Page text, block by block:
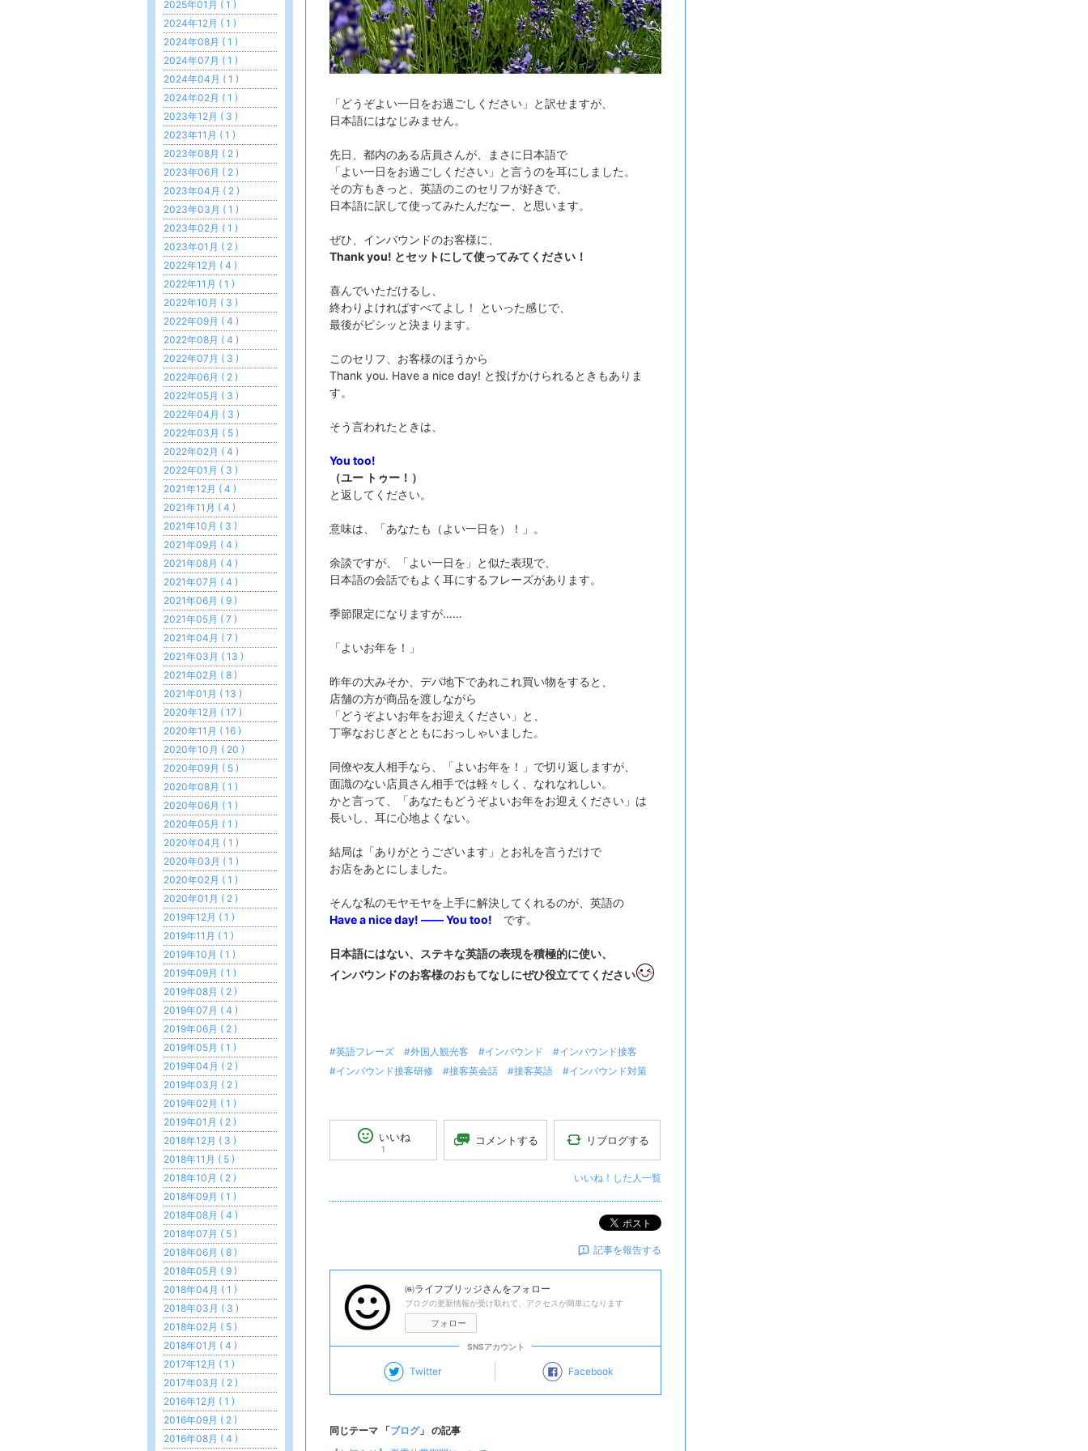
「どうぞよい一日をお過ごしください」と訳せますが、
日本語にはなじみません。
先日、都内のある店員さんが、まさに日本語で
「よい一日をお過ごしください」と言うのを耳にしました。
その方もきっと、英語のこのセリフが好きで、
日本語に訳して使ってみたんだなー、と思います。
ぜひ、インバウンドのお客様に、
Thank you! とセットにして使ってみてください！
喜んでいただけるし、
終わりよければすべてよし！ といった感じで、
最後がピシッと決まります。
このセリフ、お客様のほうから
Thank you. Have a nice day! と投げかけられるときもありま
す。
そう言われたときは、
You too!
（ユー トゥー！）
と返してください。
意味は、「あなたも（よい一日を）！」。
余談ですが、「よい一日を」と似た表現で、
日本語の会話でもよく耳にするフレーズがあります。
季節限定になりますが……
「よいお年を！」
昨年の大みそか、デパ地下であれこれ買い物をすると、
店舗の方が商品を渡しながら
「どうぞよいお年をお迎えください」と、
丁寧なおじぎとともにおっしゃいました。
同僚や友人相手なら、「よいお年を！」で切り返しますが、
面識のない店員さん相手では軽々しく、なれなれしい。
かと言って、「あなたもどうぞよいお年をお迎えください」は
長いし、耳に心地よくない。
結局は「ありがとうございます」とお礼を言うだけで
お店をあとにしました。
そんな私のモヤモヤを上手に解決してくれるのが、英語の
Have a nice day! ―― You too! です。
日本語にはない、ステキな英語の表現を積極的に使い、
インバウンドのお客様のおもてなしにぜひ役立ててください
#英語フレーズ #外国人観光客 #インバウンド
#インバウンド接客
#インバウンド接客研修
#接客英会話 #接客英語 #インバウンド対策
いいね
1
コメントする リブログする
いいね！した人一覧
ポスト
記事を報告する
㈱ライフブリッジさんをフォロー
ブログの更新情報が受け取れて、アクセスが簡単になります
フォロー
SNSアカウント
Twitter Facebook
同じテーマ 「ブログ」 の記事
2025年01月 ( 1 )
2024年12月 ( 1 )
2024年08月 ( 1 )
2024年07月 ( 1 )
2024年04月 ( 1 )
2024年02月 ( 1 )
2023年12月 ( 3 )
2023年11月 ( 1 )
2023年08月 ( 2 )
2023年06月 ( 2 )
2023年04月 ( 2 )
2023年03月 ( 1 )
2023年02月 ( 1 )
2023年01月 ( 2 )
2022年12月 ( 4 )
2022年11月 ( 1 )
2022年10月 ( 3 )
2022年09月 ( 4 )
2022年08月 ( 4 )
2022年07月 ( 3 )
2022年06月 ( 2 )
2022年05月 ( 3 )
2022年04月 ( 3 )
2022年03月 ( 5 )
2022年02月 ( 4 )
2022年01月 ( 3 )
2021年12月 ( 4 )
2021年11月 ( 4 )
2021年10月 ( 3 )
2021年09月 ( 4 )
2021年08月 ( 4 )
2021年07月 ( 4 )
2021年06月 ( 9 )
2021年05月 ( 7 )
2021年04月 ( 7 )
2021年03月 ( 13 )
2021年02月 ( 8 )
2021年01月 ( 13 )
2020年12月 ( 17 )
2020年11月 ( 16 )
2020年10月 ( 20 )
2020年09月 ( 5 )
2020年08月 ( 1 )
2020年06月 ( 1 )
2020年05月 ( 1 )
2020年04月 ( 1 )
2020年03月 ( 1 )
2020年02月 ( 1 )
2020年01月 ( 2 )
2019年12月 ( 1 )
2019年11月 ( 1 )
2019年10月 ( 1 )
2019年09月 ( 1 )
2019年08月 ( 2 )
2019年07月 ( 4 )
2019年06月 ( 2 )
2019年05月 ( 1 )
2019年04月 ( 2 )
2019年03月 ( 2 )
2019年02月 ( 1 )
2019年01月 ( 2 )
2018年12月 ( 3 )
2018年11月 ( 5 )
2018年10月 ( 2 )
2018年09月 ( 1 )
2018年08月 ( 4 )
2018年07月 ( 5 )
2018年06月 ( 8 )
2018年05月 ( 9 )
2018年04月 ( 1 )
2018年03月 ( 3 )
2018年02月 ( 5 )
2018年01月 ( 4 )
2017年12月 ( 1 )
2017年03月 ( 2 )
2016年12月 ( 1 )
2016年09月 ( 2 )
2016年08月 ( 4 )